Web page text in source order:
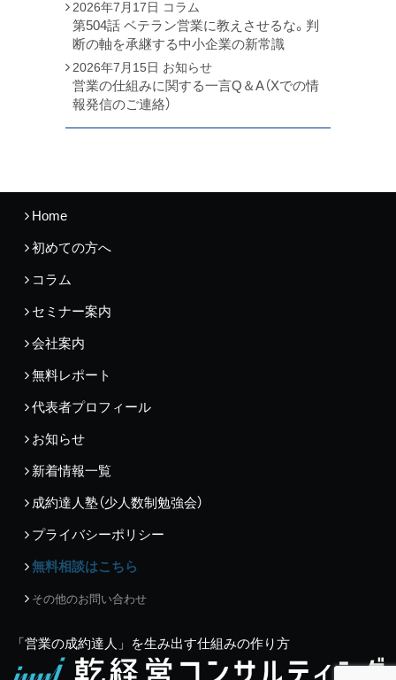
2026年7月17日 コラム
第504話 ベテラン営業に教えさせるな。判
断の軸を承継する中小企業の新常識
2026年7月15日 お知らせ
営業の仕組みに関する一言Q＆A（Xでの情
報発信のご連絡）
Home
初めての方へ
コラム
セミナー案内
会社案内
無料レポート
代表者プロフィール
お知らせ
新着情報一覧
成約達人塾（少人数制勉強会）
プライバシーポリシー
無料相談はこちら
その他のお問い合わせ
「営業の成約達人」を生み出す仕組みの作り方